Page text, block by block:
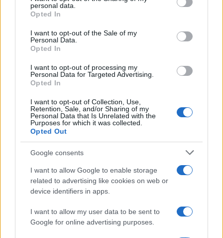
grant or deny consent to Google and its third-party tags to
use your data for below specified purposes in below Google
consent section.
personal data.
Opted In
I want to opt-out of the Sale of my
Personal Data.
Opted In
I want to opt-out of processing my
Personal Data for Targeted Advertising.
Opted In
I want to opt-out of Collection, Use,
Retention, Sale, and/or Sharing of my
Personal Data that Is Unrelated with the
Purposes for which it was collected.
Opted Out
Google consents
I want to allow Google to enable storage
related to advertising like cookies on web or
device identifiers in apps.
I want to allow my user data to be sent to
Google for online advertising purposes.